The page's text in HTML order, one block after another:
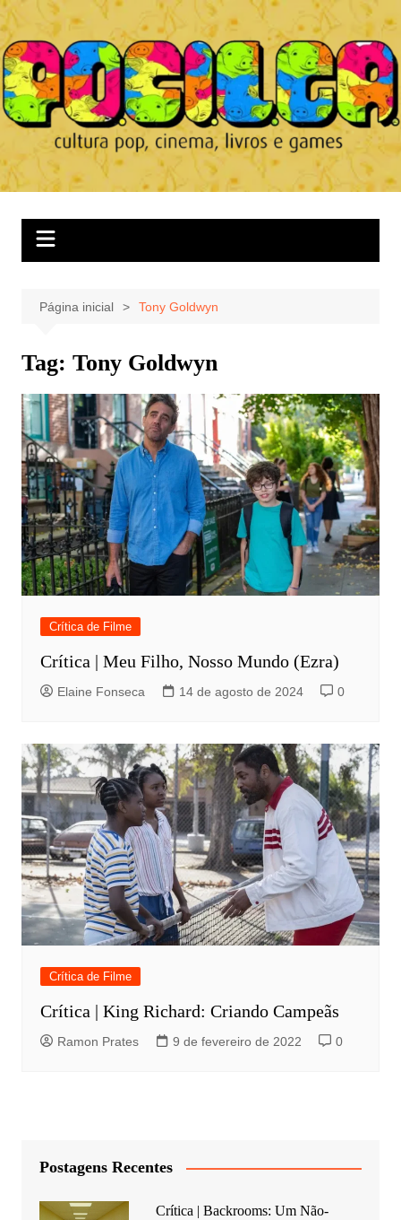
Ir
para
o
conteúdo
Página inicial Tony Goldwyn
Tag: Tony Goldwyn
Crítica de Filme
Crítica | Meu Filho, Nosso Mundo (Ezra)
Elaine Fonseca 14 de agosto de 2024 0
Crítica de Filme
Crítica | King Richard: Criando Campeãs
Ramon Prates 9 de fevereiro de 2022 0
Postagens Recentes
Crítica | Backrooms: Um Não-